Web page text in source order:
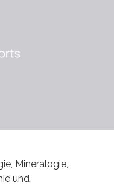
Mineralogie,
und